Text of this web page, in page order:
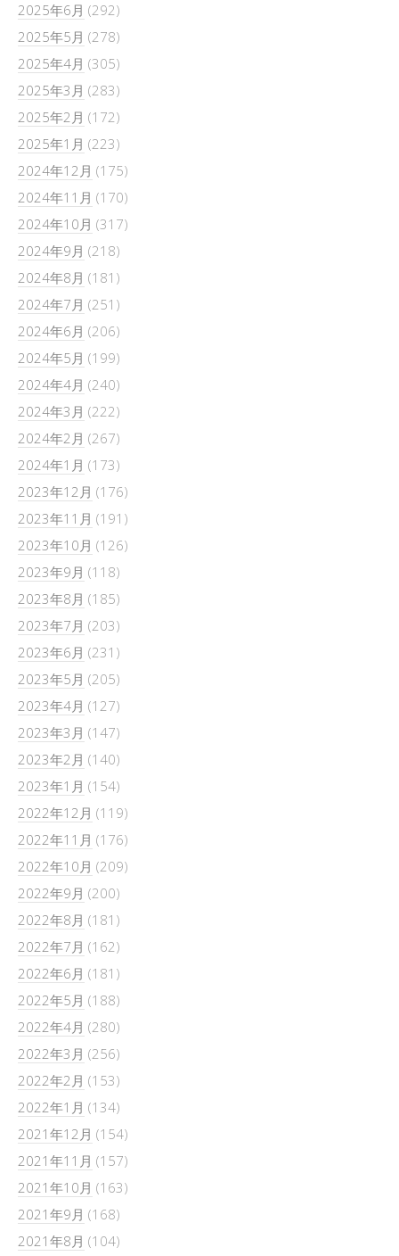
2025年6月 (292)
2025年5月 (278)
2025年4月 (305)
2025年3月 (283)
2025年2月 (172)
2025年1月 (223)
2024年12月 (175)
2024年11月 (170)
2024年10月 (317)
2024年9月 (218)
2024年8月 (181)
2024年7月 (251)
2024年6月 (206)
2024年5月 (199)
2024年4月 (240)
2024年3月 (222)
2024年2月 (267)
2024年1月 (173)
2023年12月 (176)
2023年11月 (191)
2023年10月 (126)
2023年9月 (118)
2023年8月 (185)
2023年7月 (203)
2023年6月 (231)
2023年5月 (205)
2023年4月 (127)
2023年3月 (147)
2023年2月 (140)
2023年1月 (154)
2022年12月 (119)
2022年11月 (176)
2022年10月 (209)
2022年9月 (200)
2022年8月 (181)
2022年7月 (162)
2022年6月 (181)
2022年5月 (188)
2022年4月 (280)
2022年3月 (256)
2022年2月 (153)
2022年1月 (134)
2021年12月 (154)
2021年11月 (157)
2021年10月 (163)
2021年9月 (168)
2021年8月 (104)